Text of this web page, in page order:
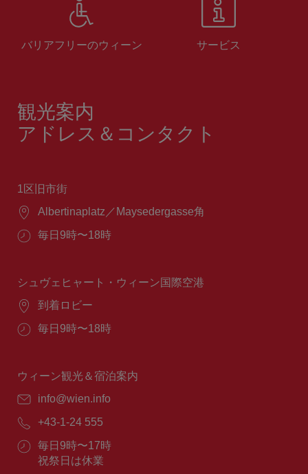
バリアフリーのウィーン サービス
観光案内
アドレス＆コンタクト
1区旧市街
場
Albertinaplatz／Maysedergasse角
営
間：
毎日9時〜18時
シュヴェヒャート・ウィーン国際空港
場
到着ロビー
営
間：
毎日9時〜18時
ウィーン観光＆宿泊案内
E
ー
ル：
info@wien.info
電
番
号：
+43-1-24 555
営
業
毎日9時〜17時
祝祭日は休業